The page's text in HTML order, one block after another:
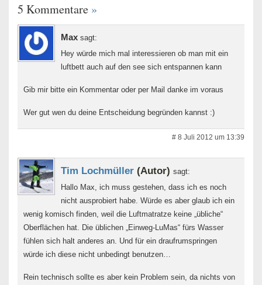
5 Kommentare »
Max sagt:
Hey würde mich mal interessieren ob man mit ein
luftbett auch auf den see sich entspannen kann
Gib mir bitte ein Kommentar oder per Mail danke im voraus
Wer gut wen du deine Entscheidung begründen kannst :)
# 8 Juli 2012 um 13:39
Tim Lochmüller (Autor) sagt:
Hallo Max, ich muss gestehen, dass ich es noch
nicht ausprobiert habe. Würde es aber glaub ich ein
wenig komisch finden, weil die Luftmatratze keine „übliche“
Oberflächen hat. Die üblichen „Einweg-LuMas“ fürs Wasser
fühlen sich halt anderes an. Und für ein draufrumspringen
würde ich diese nicht unbedingt benutzen…
Rein technisch sollte es aber kein Problem sein, da nichts von